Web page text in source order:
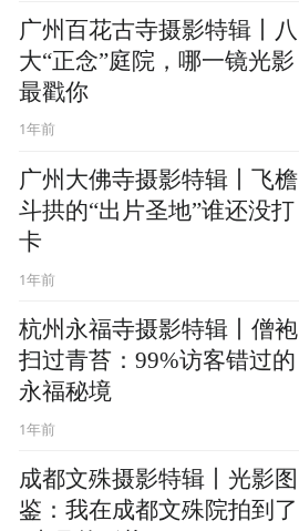
广州百花古寺摄影特辑丨八
大“正念”庭院，哪一镜光影
最戳你
1年前
广州大佛寺摄影特辑丨飞檐
斗拱的“出片圣地”谁还没打
卡
1年前
杭州永福寺摄影特辑丨僧袍
扫过青苔：99%访客错过的
永福秘境
1年前
成都文殊摄影特辑丨光影图
鉴：我在成都文殊院拍到了